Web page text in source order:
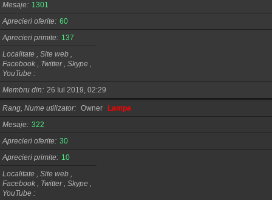
Mesaje
1301
Aprecieri oferite 60
Aprecieri primite
137
Localitate , Site web ,
Facebook , Twitter , Skype ,
YouTube
Membru din
26 Iul 2019, 02:29
Rang, Nume utilizator Owner Lampa
Mesaje 322
Aprecieri oferite 30
Aprecieri primite
10
Localitate , Site web ,
Facebook , Twitter , Skype ,
YouTube